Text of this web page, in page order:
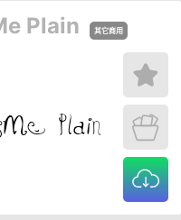
Plain 其它商用